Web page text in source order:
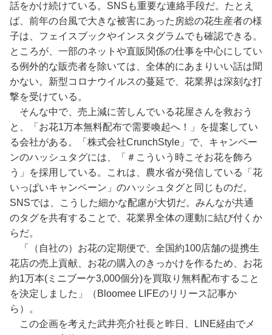
話をかけ続けている。SNSも重要な連絡手段だ。たとえ
ば、前年の台風で大きな被害にあった房総の花生産者の様
子は、フェイスブックやインスタグラムでも確認できる。
ところが、一部のネットや直販関係の仕事を中心にしてい
る例外的な販売者を除いては、全体的にあまりいい話は聞
かない。新型コロナウイルスの蔓延で、花業界は深刻な打
撃を受けている。
そんな中で、売上減に苦しんでいる花屋さんを救おう
と、「お花1万本無料配布で需要喚起へ！」を提案してい
る会社がある。「株式会社CrunchStyle」で、キャンペー
ンのハッシュタグには、「＃こういう時こそお花を飾ろ
う」を採用している。これは、農水省が発信している「花
いっぱいキャンペーン」のハッシュタグと同じものだ。
SNSでは、こうした細かな配慮が大切だ。みんなが共通
のタグを共有することで、花業界全体の運動に結び付くか
らだ。
「（自社の）お花の定期便で、全国約100店舗の提携生
花店の売上貢献、お花の購入のきっかけを作るため、お花
約1万本(ミニブーケ3,000個分)を買取り無料配布すること
を決定しました」（Bloomee LIFEのリリース記事か
ら）。
この企画を考えた武井亮介社長と昨日、LINE経由でメ